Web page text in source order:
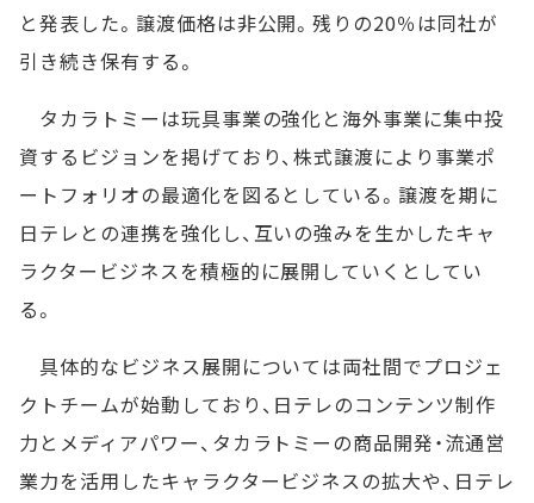
と発表した。譲渡価格は非公開。残りの20％は同社が
引き続き保有する。
タカラトミーは玩具事業の強化と海外事業に集中投
資するビジョンを掲げており、株式譲渡により事業ポ
ートフォリオの最適化を図るとしている。譲渡を期に
日テレとの連携を強化し、互いの強みを生かしたキャ
ラクタービジネスを積極的に展開していくとしてい
る。
具体的なビジネス展開については両社間でプロジェ
クトチームが始動しており、日テレのコンテンツ制作
力とメディアパワー、タカラトミーの商品開発・流通営
業力を活用したキャラクタービジネスの拡大や、日テレ